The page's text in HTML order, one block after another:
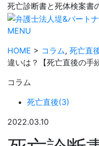
死亡診断書と死体検案書
MENU
HOME > コラム, 死亡直
違いは？【死亡直後の手
コラム
死亡直後(3)
2022.03.10